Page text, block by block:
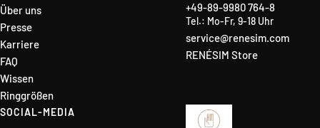
Über uns
Presse
Karriere
FAQ
Wissen
Ringgrößen
+49-89-9980 764-8
Tel.: Mo-Fr, 9-18 Uhr
service@renesim.com
RENÉSIM Store
SOCIAL-MEDIA